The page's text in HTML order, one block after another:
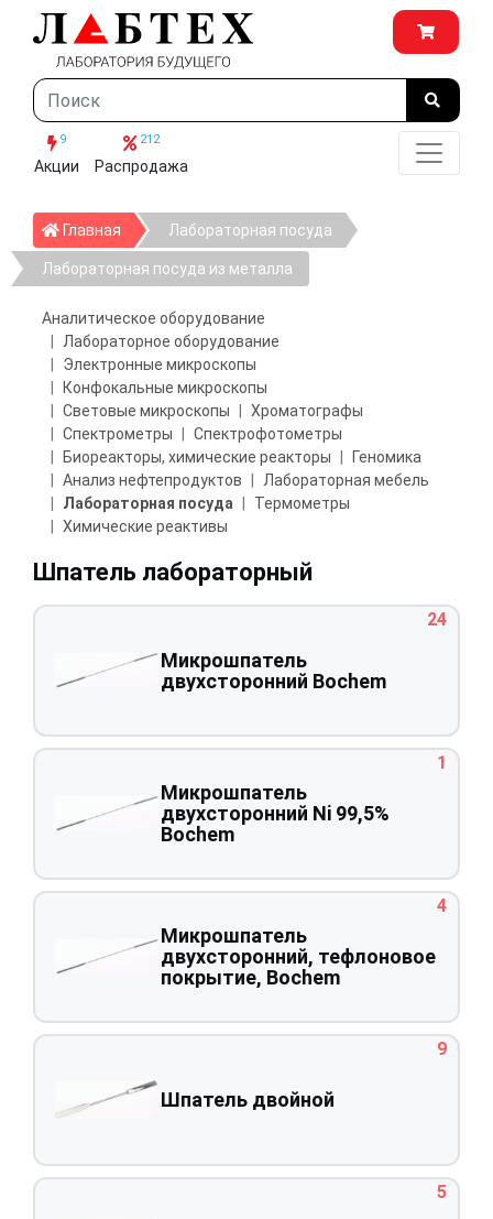
9
Акции
212
Распродажа
Главная ГлавнаяЛабораторная посуда
Лабораторная посуда из металла
Аналитическое оборудование
Лабораторное оборудование
Электронные микроскопы
Конфокальные микроскопы
Световые микроскопы
Хроматографы
Спектрометры
Спектрофотометры
Биореакторы, химические реакторы
Геномика
Анализ нефтепродуктов
Лабораторная мебель
Лабораторная посуда
Термометры
Химические реактивы
Шпатель лабораторный
Микрошпатель
двухсторонний Bochem
24
Микрошпатель
двухсторонний Ni 99,5%
Bochem
1
Микрошпатель
двухсторонний, тефлоновое
покрытие, Bochem
4
Шпатель двойной
9
5